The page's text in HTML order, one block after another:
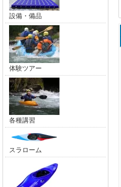
設備・備品
体験ツアー
各種講習
スラローム